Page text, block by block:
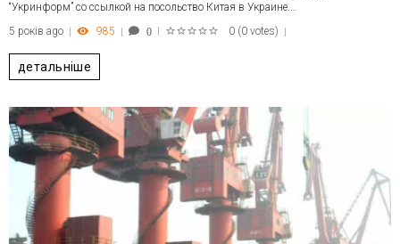
“Укринформ” со ссылкой на посольство Китая в Украине.…
5 років ago
985 0 0 (0 votes)
детальніше